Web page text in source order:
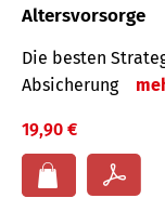
Altersvorsorge
Die besten
Absicherung
19,90 €